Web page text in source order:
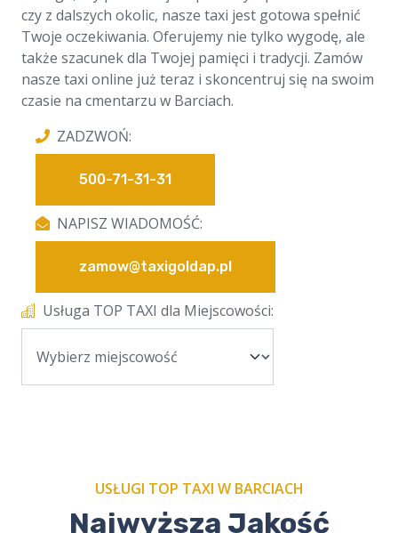
czy z dalszych okolic, nasze taxi jest gotowa spełnić
Twoje oczekiwania. Oferujemy nie tylko wygodę, ale
także szacunek dla Twojej pamięci i tradycji. Zamów
nasze taxi online już teraz i skoncentruj się na swoim
czasie na cmentarzu w Barciach.
ZADZWOŃ:
500-71-31-31
NAPISZ WIADOMOŚĆ:
zamow@taxigoldap.pl
Usługa TOP TAXI dla Miejscowości:
USŁUGI TOP TAXI W BARCIACH
Najwyższa Jakość